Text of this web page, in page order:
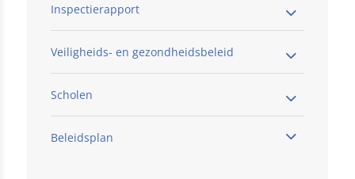
Inspectierapport
Veiligheids- en gezondheidsbeleid
Scholen
Beleidsplan